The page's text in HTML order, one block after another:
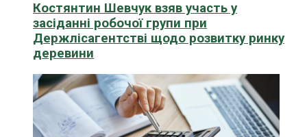
Костянтин Шевчук взяв участь у
засіданні робочої групи при
Держлісагентстві щодо розвитку ринку
деревини